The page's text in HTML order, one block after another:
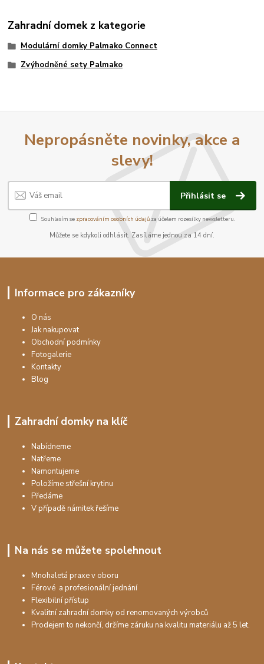
Zahradní domek z kategorie
Modulární domky Palmako Connect
Zvýhodněné sety Palmako
Nepropásněte novinky, akce a
slevy!
Přihlásit se
Souhlasím se zpracováním osobních údajůza účelem rozesílky newsletteru.
Můžete se kdykoli odhlásit. Zasíláme jednou za 14 dní.
Informace pro zákazníky
O nás
Jak nakupovat
Obchodní podmínky
Fotogalerie
Kontakty
Blog
Zahradní domky na klíč
Nabídneme
Natřeme
Namontujeme
Položíme střešní krytinu
Předáme
V případě námitek řešíme
Na nás se můžete spolehnout
Mnohaletá praxe v oboru
Férové a profesionální jednání
Flexibilní přístup
Kvalitní zahradní domky od renomovaných výrobců
Prodejem to nekončí, držíme záruku na kvalitu materiálu až 5 let.